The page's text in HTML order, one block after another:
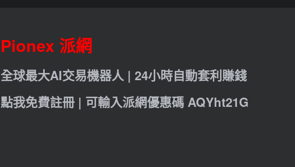
Pionex 派網
全球最大AI交易機器人 | 24小時自動套利賺錢
點我免費註冊 | 可輸入派網優惠碼 AQYht21G